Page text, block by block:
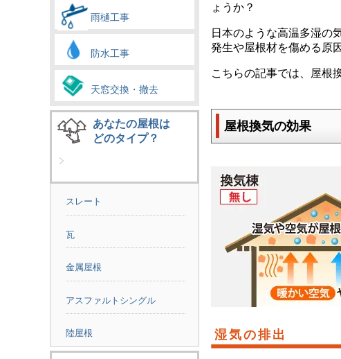
雨樋工事
防水工事
天窓交換・撤去
あなたの屋根は
どのタイプ？
スレート
瓦
金属屋根
アスファルトシングル
陸屋根
ょうか？
日本のような高温多湿の
発生や屋根材を傷める原
こちらの記事では、屋根
屋根換気の効果
湿気の排出